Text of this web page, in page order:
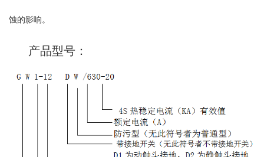
蚀的影响。
产品型号：